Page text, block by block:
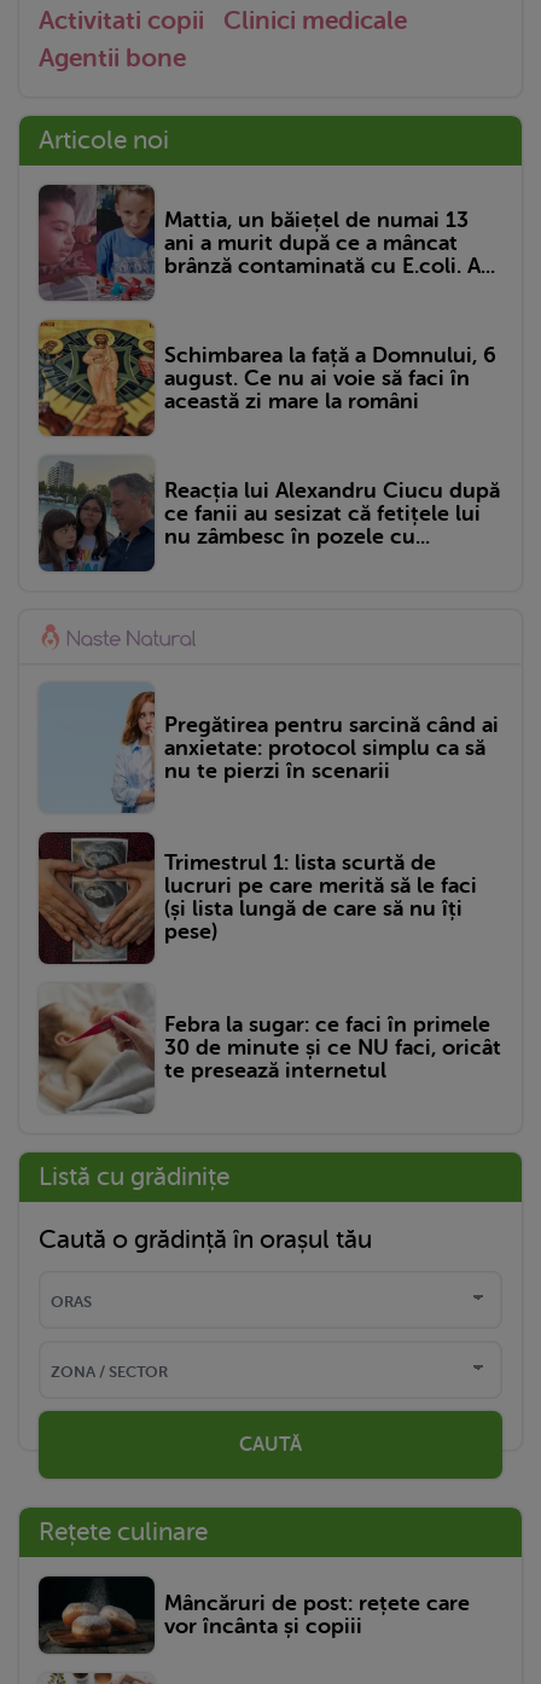
Activitati copii
Clinici medicale
Agentii bone
Articole noi
Mattia, un băiețel de numai 13
ani a murit după ce a mâncat
brânză contaminată cu E.coli. A...
Schimbarea la față a Domnului, 6
august. Ce nu ai voie să faci în
această zi mare la români
Reacția lui Alexandru Ciucu după
ce fanii au sesizat că fetițele lui
nu zâmbesc în pozele cu...
Pregătirea pentru sarcină când ai
anxietate: protocol simplu ca să
nu te pierzi în scenarii
Trimestrul 1: lista scurtă de
lucruri pe care merită să le faci
(și lista lungă de care să nu îți
pese)
Febra la sugar: ce faci în primele
30 de minute și ce NU faci, oricât
te presează internetul
Listă cu grădinițe
Caută o grădință în orașul tău
CAUTĂ
Rețete culinare
Mâncăruri de post: rețete care
vor încânta și copiii